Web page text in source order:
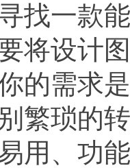
找一款
将设计
的需求
繁琐的
用、功